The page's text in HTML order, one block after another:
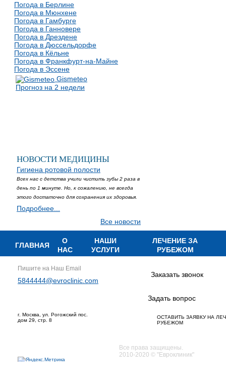
Погода в Берлине
Погода в Мюнхене
Погода в Гамбурге
Погода в Ганновере
Погода в Дрездене
Погода в Дюссельдорфе
Погода в Кёльне
Погода в Франкфурт-на-Майне
Погода в Эссене
Gismeteo
Прогноз на 2 недели
НОВОСТИ МЕДИЦИНЫ
Гигиена ротовой полости
Всех нас с детства учили чистить зубы 2 раза в
день по 1 минуте. Но, к сожалению, не всегда
этого достаточно для сохранения их здоровья.
Подробнее...
Все новости
ГЛАВНАЯ
О
НАС
НАШИ
УСЛУГИ
ЛЕЧЕНИЕ ЗА
РУБЕЖОМ
Пишите на Наш Email
5844444@evroclinic.com
Заказать звонок
Задать вопрос
ОСТАВИТЬ ЗАЯВКУ НА
РУБЕЖОМ
г. Москва, ул. Рогожский пос.
дом 29, стр. 8
Все права защищены.
2010-2020 © "Евроклиник"